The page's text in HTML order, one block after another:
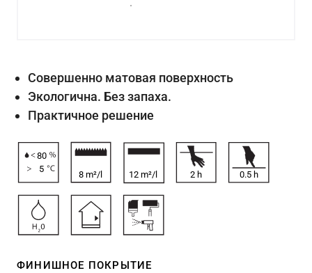
Совершенно матовая поверхность
Экологична. Без запаха.
Практичное решение
80
5
8 m²/l 12 m²/l 2 h 0.5 h
ФИНИШНОЕ ПОКРЫТИЕ